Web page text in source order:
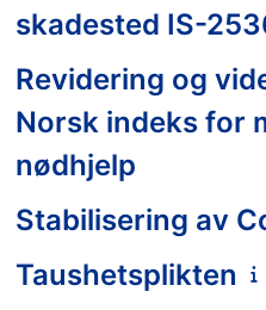
skadested IS-
Revidering og
Norsk indeks for
nødhjelp
Stabilisering av
Taushetsplikten